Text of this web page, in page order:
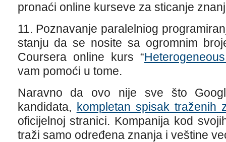
pronaći online kurseve za sticanje
11. Poznavanje paralelniog
stanju da se nosite sa ogromnim
Coursera online kurs “
vam pomoći u tome.
Naravno da ovo nije sve što
kandidata, kompletan spisak traženih
oficijelnoj stranici. Kompanija kod
traži samo određena znanja i veštine